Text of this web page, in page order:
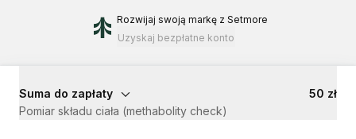
Rozwijaj swoją markę z Setmore
Uzyskaj bezpłatne konto
Suma do zapłaty
50 zł
Pomiar składu ciała (methabolity check)